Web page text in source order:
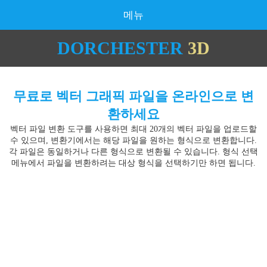
메뉴
DORCHESTER 3D
무료로 벡터 그래픽 파일을 온라인으로 변
환하세요
벡터 파일 변환 도구를 사용하면 최대 20개의 벡터 파일을 업로드할
수 있으며, 변환기에서는 해당 파일을 원하는 형식으로 변환합니다.
각 파일은 동일하거나 다른 형식으로 변환될 수 있습니다. 형식 선택
메뉴에서 파일을 변환하려는 대상 형식을 선택하기만 하면 됩니다.